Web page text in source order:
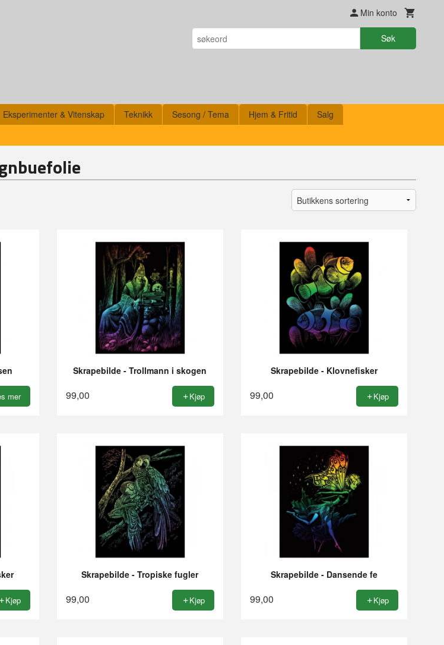
Min konto
Søk
Eksperimenter & Vitenskap Teknikk Sesong / Tema Hjem & Fritid Salg
mer
Skrapebilde - Trollmann i skogen
99,00 Kjøp
Skrapebilde - Klovnefisker
99,00 Kjøp
Kjøp
Skrapebilde - Tropiske fugler
99,00 Kjøp
Skrapebilde - Dansende fe
99,00 Kjøp